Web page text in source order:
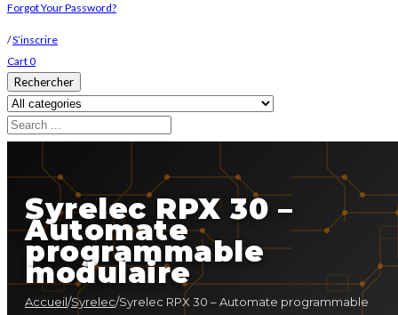
Forgot Your Password?
/S’inscrire
Cart0
Rechercher
Syrelec RPX 30 –
Automate
programmable
modulaire
Accueil/Syrelec/Syrelec RPX 30 – Automate programmable